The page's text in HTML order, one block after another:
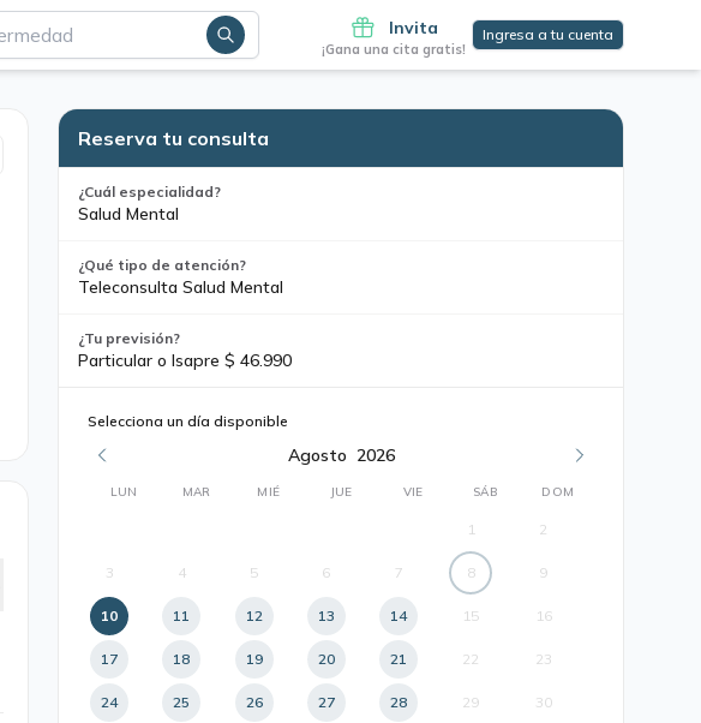
Invita
¡Gana una cita gratis!
Ingresa a tu cuenta
Reserva tu consulta
¿Cuál especialidad?
Salud Mental
¿Qué tipo de atención?
Teleconsulta Salud Mental
¿Tu previsión?
Particular o Isapre $ 46.990
Selecciona un día disponible
Agosto 2026
LUN MAR MIÉ JUE VIE SÁB DOM
1 2
3 4 5 6 7 8 9
10 11 12 13 14 15 16
17 18 19 20 21 22 23
24 25 26 27 28 29 30